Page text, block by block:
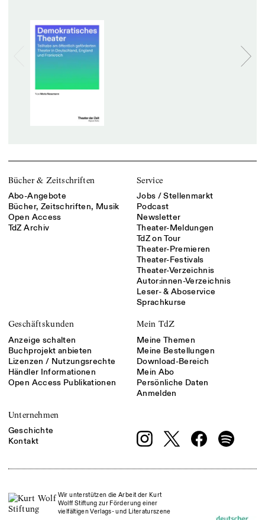
Bücher & Zeitschriften
Abo-Angebote
Bücher, Zeitschriften, Musik
Open Access
TdZ Archiv
Service
Jobs / Stellenmarkt
Podcast
Newsletter
Theater-Meldungen
TdZ on Tour
Theater-Premieren
Theater-Festivals
Theater-Verzeichnis
Autor:innen-Verzeichnis
Leser- & Aboservice
Sprachkurse
Geschäftskunden
Anzeige schalten
Buchprojekt anbieten
Lizenzen / Nutzungsrechte
Händler Informationen
Open Access Publikationen
Mein TdZ
Meine Themen
Meine Bestellungen
Download-Bereich
Mein Abo
Persönliche Daten
Anmelden
Unternehmen
Geschichte
Kontakt
Wir unterstützen die Arbeit der Kurt
Wolff Stiftung zur Förderung einer
vielfältigen Verlags- und Literaturszene